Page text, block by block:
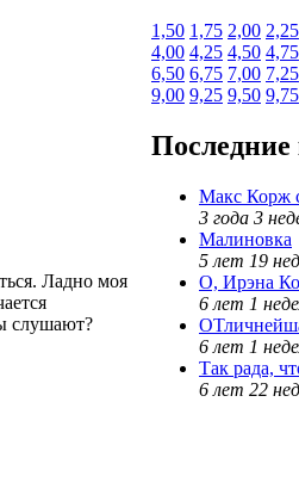
Ладно моя
слушают?
1,50 1,75 2,00 2,25
4,00 4,25 4,50 4,75
6,50 6,75 7,00 7,25
9,00 9,25 9,50 9,75
Макс Корж
3 года 3
Малиновка
5 лет 19
О, Ирэна
6 лет 1
6 лет 1
Так рада,
6 лет 22